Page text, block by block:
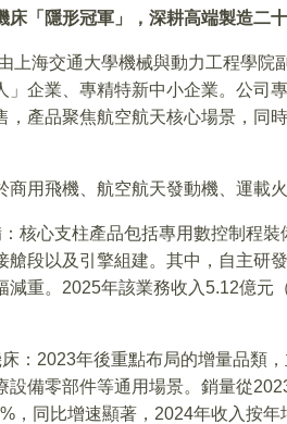
床「隱形冠軍」，深耕高端製造二
上海交通大學機械與動力工程學院
」企業、專精特新中小企業。公司
，產品聚焦航空航天核心場景，同
用飛機、航空航天發動機、運載
核心支柱產品包括專用數控制程
艙段以及引擎組建。其中，自主研
減重。2025年該業務收入5.12億元
：2023年後重點布局的增量品類
設備零部件等通用場景。銷量從
，同比增速顯著，2024年收入按